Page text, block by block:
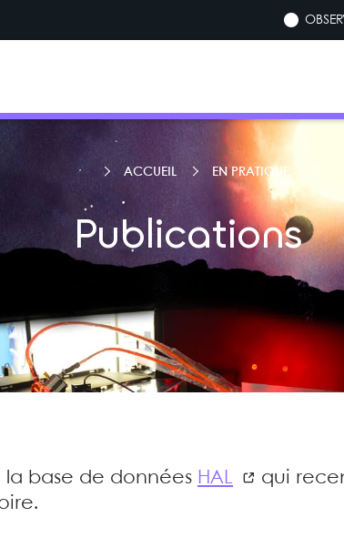
ACCUEIL EN PRATIQUE
Publications
la base de données HAL
qui